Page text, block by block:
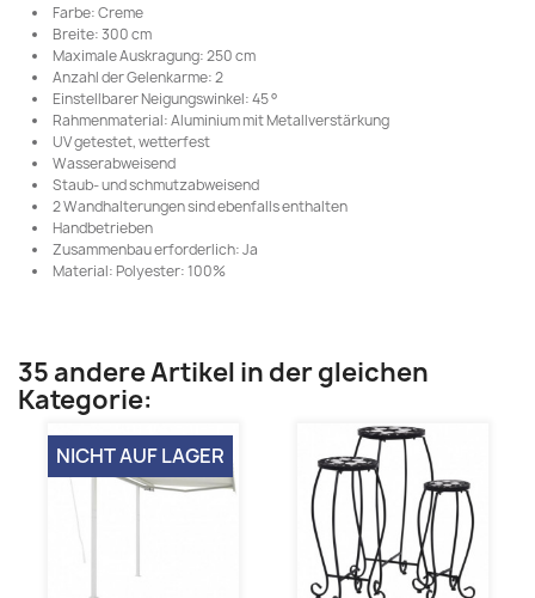
Farbe: Creme
Breite: 300 cm
Maximale Auskragung: 250 cm
Anzahl der Gelenkarme: 2
Einstellbarer Neigungswinkel: 45 °
Rahmenmaterial: Aluminium mit Metallverstärkung
UV getestet, wetterfest
Wasserabweisend
Staub- und schmutzabweisend
2 Wandhalterungen sind ebenfalls enthalten
Handbetrieben
Zusammenbau erforderlich: Ja
Material: Polyester: 100%
35 andere Artikel in der gleichen
Kategorie:
NICHT AUF LAGER